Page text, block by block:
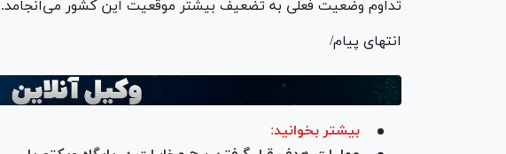
تداوم وضعیت فعلی به تضعیف بیشتر موقعیت این کشور می‌انجامد.
انتهای پیام/
بیشتر بخوانید: